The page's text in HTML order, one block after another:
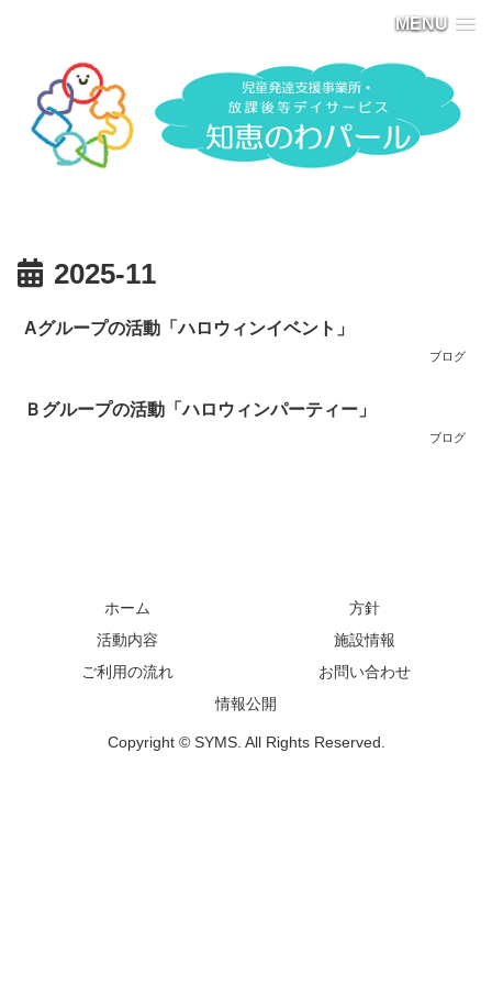
MENU
2025-11
Aグループの活動「ハロウィンイベント」
ブログ
Ｂグループの活動「ハロウィンパーティー」
ブログ
ホーム
方針
活動内容
施設情報
ご利用の流れ
お問い合わせ
情報公開
Copyright © SYMS. All Rights Reserved.